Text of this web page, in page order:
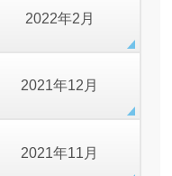
2022年2月
2021年12月
2021年11月